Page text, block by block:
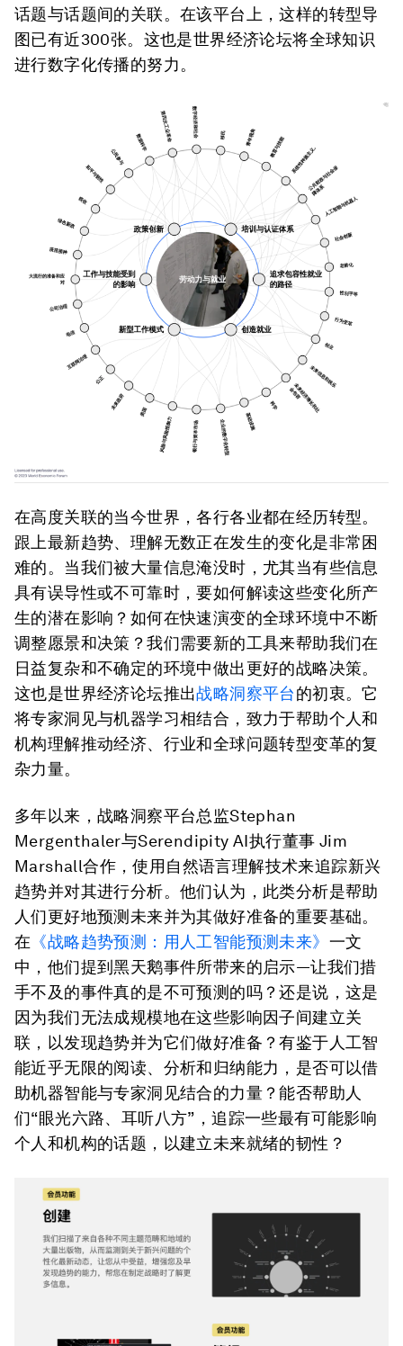
话题与话题间的关联。在该平台上，这样的转型导
图已有近300张。这也是世界经济论坛将全球知识
进行数字化传播的努力。
在高度关联的当今世界，各行各业都在经历转型。
跟上最新趋势、理解无数正在发生的变化是非常困
难的。当我们被大量信息淹没时，尤其当有些信息
具有误导性或不可靠时，要如何解读这些变化所产
生的潜在影响？如何在快速演变的全球环境中不断
调整愿景和决策？我们需要新的工具来帮助我们在
日益复杂和不确定的环境中做出更好的战略决策。
这也是世界经济论坛推出战略洞察平台的初衷。它
将专家洞见与机器学习相结合，致力于帮助个人和
机构理解推动经济、行业和全球问题转型变革的复
杂力量。
多年以来，战略洞察平台总监Stephan
Mergenthaler与Serendipity AI执行董事 Jim
Marshall合作，使用自然语言理解技术来追踪新兴
趋势并对其进行分析。他们认为，此类分析是帮助
人们更好地预测未来并为其做好准备的重要基础。
在 《战略趋势预测：用人工智能预测未来》 一文
中，他们提到黑天鹅事件所带来的启示—让我们措
手不及的事件真的是不可预测的吗？还是说，这是
因为我们无法成规模地在这些影响因子间建立关
联，以发现趋势并为它们做好准备？有鉴于人工智
能近乎无限的阅读、分析和归纳能力，是否可以借
助机器智能与专家洞见结合的力量？能否帮助人
们“眼光六路、耳听八方”，追踪一些最有可能影响
个人和机构的话题，以建立未来就绪的韧性？